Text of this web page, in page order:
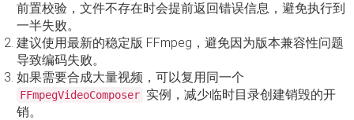
前置校验，文件不存在时会提前返回错误信息，避免执行到
一半失败。
建议使用最新的稳定版 FFmpeg，避免因为版本兼容性问题
导致编码失败。
如果需要合成大量视频，可以复用同一个
FFmpegVideoComposer 实例，减少临时目录创建销毁的开
销。